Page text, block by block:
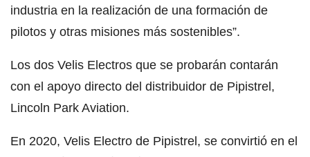
industria en la realización de una formación de
pilotos y otras misiones más sostenibles”.
Los dos Velis Electros que se probarán contarán
con el apoyo directo del distribuidor de Pipistrel,
Lincoln Park Aviation.
En 2020, Velis Electro de Pipistrel, se convirtió en el